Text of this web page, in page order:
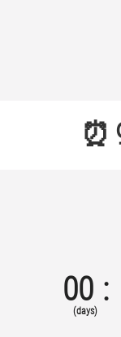
⏰
00
(days)